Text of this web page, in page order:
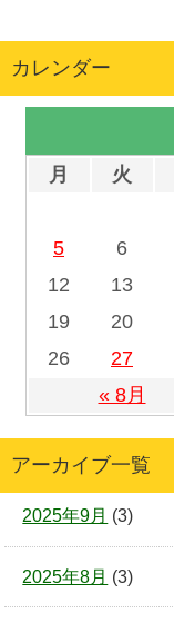
カレンダー
月 火
« 8月
5
6
12
13
19
20
26
27
アーカイブ一覧
2025年9月 (3)
2025年8月 (3)